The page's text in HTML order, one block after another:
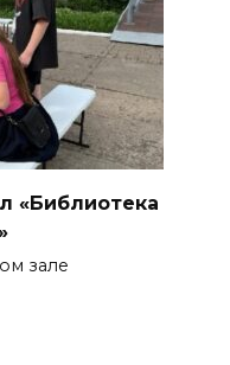
«Библиотека
зале